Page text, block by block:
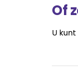
Of
U